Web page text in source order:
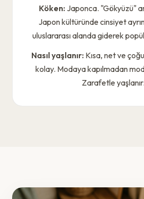
Köken: Japonca. "Gökyüzü"
Japon kültüründe cinsiyet
uluslararası alanda giderek
Nasıl yaşlanır: Kısa, net ve
kolay. Modaya kapılmadan
Zarafetle yaşlanır.